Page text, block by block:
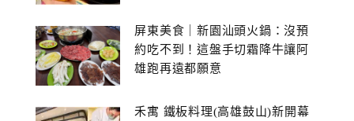
屏東美食｜新園汕頭火鍋：沒預
約吃不到！這盤手切霜降牛讓阿
雄跑再遠都願意
禾寓 鐵板料理(高雄鼓山)新開幕